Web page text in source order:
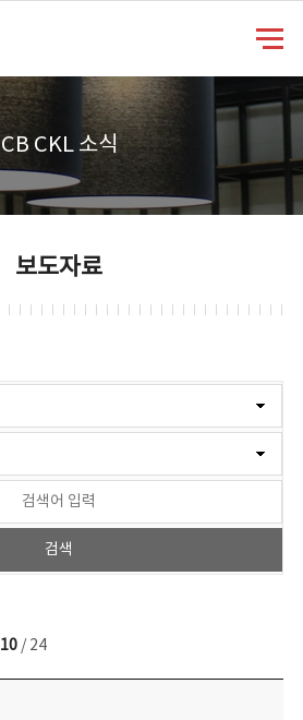
CB CKL 소식
보도자료
10/ 24